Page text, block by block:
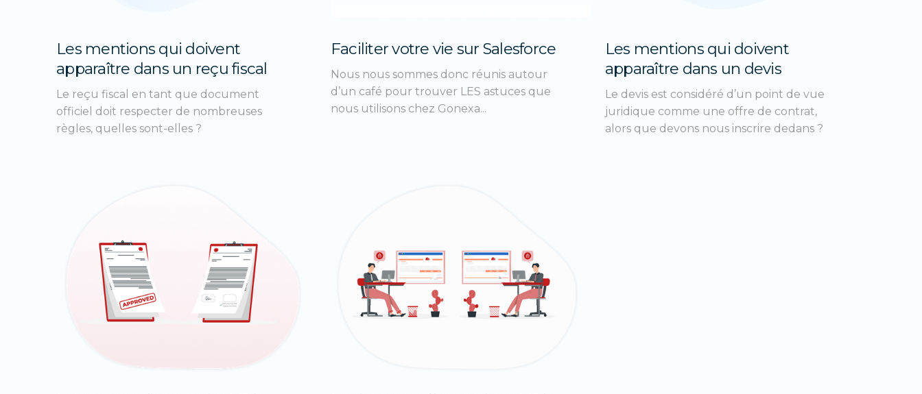
Les mentions qui doivent
apparaître dans un reçu fiscal
Le reçu fiscal en tant que document
officiel doit respecter de nombreuses
règles, quelles sont-elles ?
Faciliter votre vie sur Salesforce
Nous nous sommes donc réunis autour
d’un café pour trouver LES astuces que
nous utilisons chez Gonexa...
Les mentions qui doivent
apparaître dans un devis
Le devis est considéré d’un point de vue
juridique comme une offre de contrat,
alors que devons nous inscrire dedans ?